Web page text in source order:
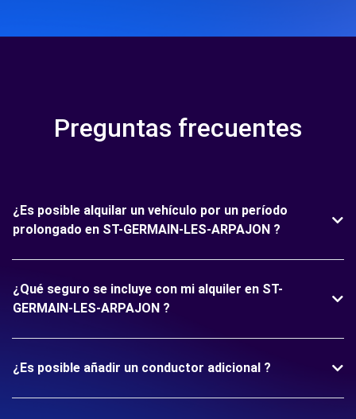
Preguntas frecuentes
¿Es posible alquilar un vehículo por un período
prolongado en ST-GERMAIN-LES-ARPAJON ?
¿Qué seguro se incluye con mi alquiler en ST-
GERMAIN-LES-ARPAJON ?
¿Es posible añadir un conductor adicional ?